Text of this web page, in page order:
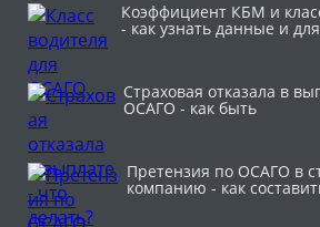
Коэффициент КБМ и
- как узнать данные и
Страховая отказала в
ОСАГО - как быть
Претензия по ОСАГО в
компанию - как